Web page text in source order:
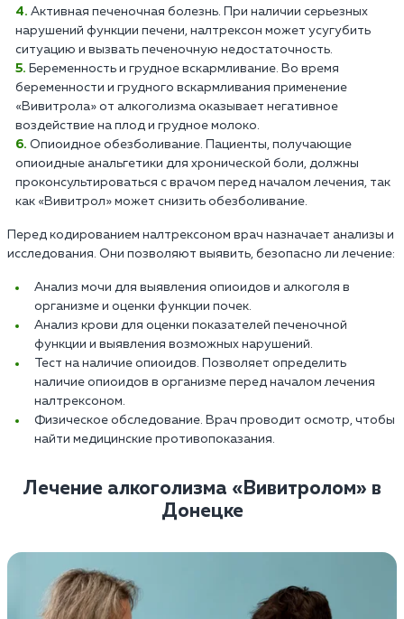
Активная печеночная болезнь. При наличии серьезных
нарушений функции печени, налтрексон может усугубить
ситуацию и вызвать печеночную недостаточность.
Беременность и грудное вскармливание. Во время
беременности и грудного вскармливания применение
«Вивитрола» от алкоголизма оказывает негативное
воздействие на плод и грудное молоко.
Опиоидное обезболивание. Пациенты, получающие
опиоидные анальгетики для хронической боли, должны
проконсультироваться с врачом перед началом лечения, так
как «Вивитрол» может снизить обезболивание.
Перед кодированием налтрексоном врач назначает анализы и
исследования. Они позволяют выявить, безопасно ли лечение:
Анализ мочи для выявления опиоидов и алкоголя в
организме и оценки функции почек.
Анализ крови для оценки показателей печеночной
функции и выявления возможных нарушений.
Тест на наличие опиоидов. Позволяет определить
наличие опиоидов в организме перед началом лечения
налтрексоном.
Физическое обследование. Врач проводит осмотр, чтобы
найти медицинские противопоказания.
Лечение алкоголизма «Вивитролом» в
Донецке